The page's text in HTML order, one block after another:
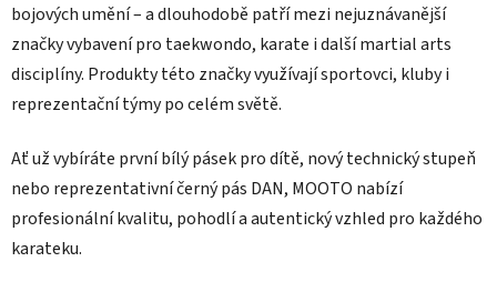
bojových umění – a dlouhodobě patří mezi nejuznávanější
značky vybavení pro taekwondo, karate i další martial arts
disciplíny. Produkty této značky využívají sportovci, kluby i
reprezentační týmy po celém světě.
Ať už vybíráte první bílý pásek pro dítě, nový technický stupeň
nebo reprezentativní černý pás DAN, MOOTO nabízí
profesionální kvalitu, pohodlí a autentický vzhled pro každého
karateku.